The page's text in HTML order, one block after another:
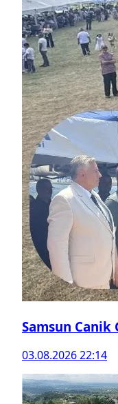
Samsun
03.08.2026 22:14